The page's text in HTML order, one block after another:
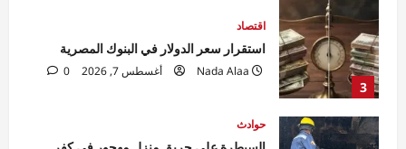
4
السيطرة على حريق منزل مهجور في كفر
شكر دون إصابات.. والتحقيقات تكشف
الملابسات
حوادث